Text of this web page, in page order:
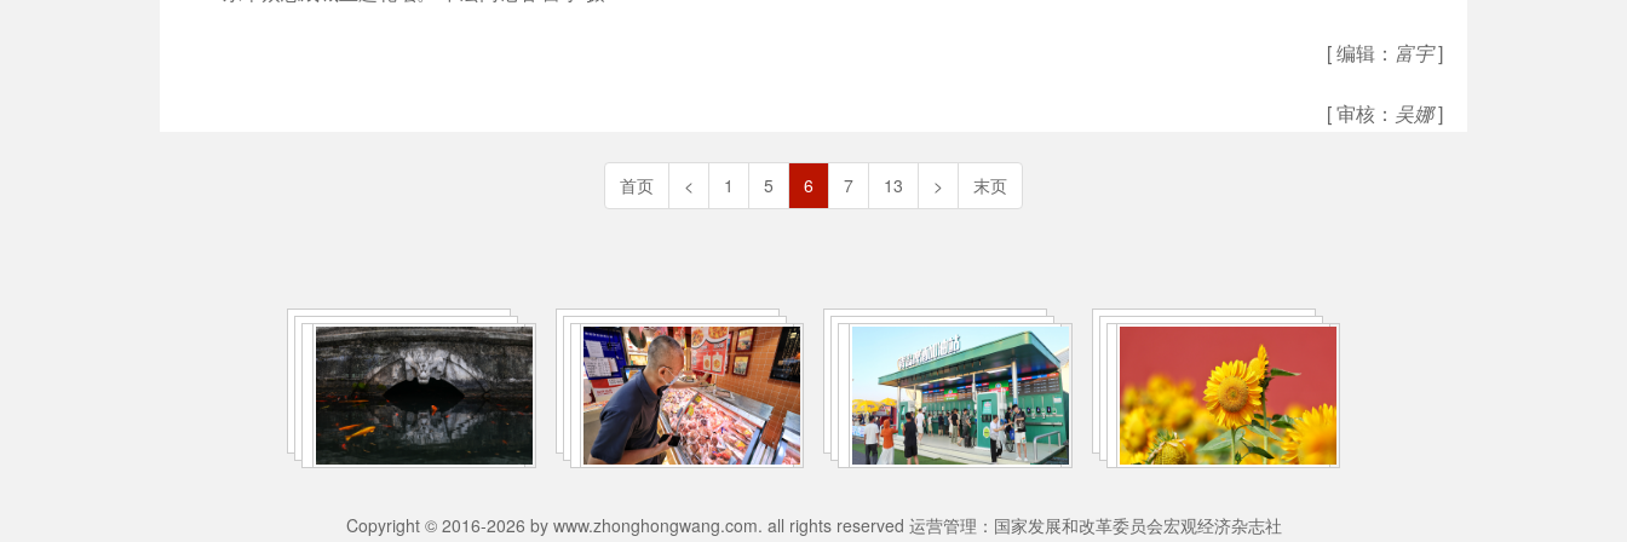
[ 编辑： 富宇]
[ 审核： 吴娜]
首页 < 1 5 6 7 13 > 末页
Copyright © 2016-2026 by www.zhonghongwang.com. all rights reserved 运营管理：国家发展和改革委员会宏观经济杂志社